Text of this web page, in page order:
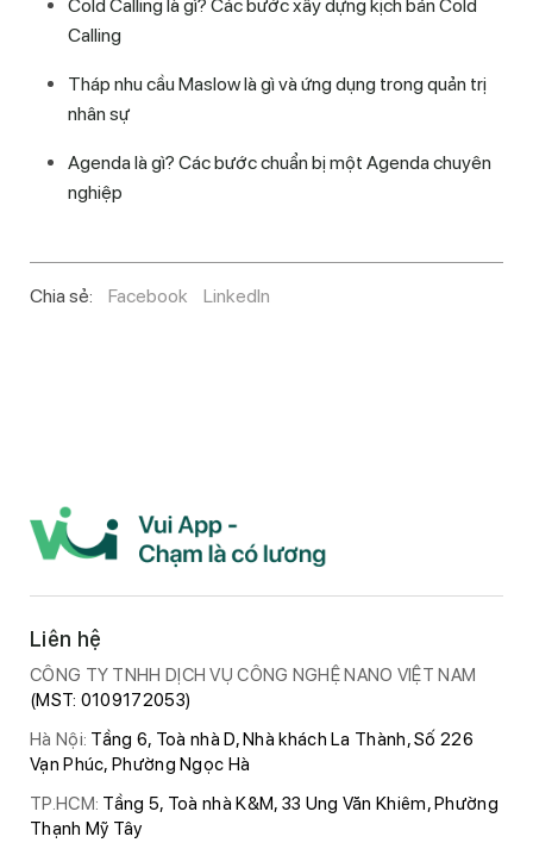
Cold Calling là gì? Các bước xây dựng kịch bản Cold
Calling
Tháp nhu cầu Maslow là gì và ứng dụng trong quản trị
nhân sự
Agenda là gì? Các bước chuẩn bị một Agenda chuyên
nghiệp
Chia sẻ: Facebook LinkedIn
Liên hệ
CÔNG TY TNHH DỊCH VỤ CÔNG NGHỆ NANO VIỆT NAM
(MST: 0109172053)
Hà Nội: Tầng 6, Toà nhà D, Nhà khách La Thành, Số 226
Vạn Phúc, Phường Ngọc Hà
TP.HCM: Tầng 5, Toà nhà K&M, 33 Ung Văn Khiêm, Phường
Thạnh Mỹ Tây